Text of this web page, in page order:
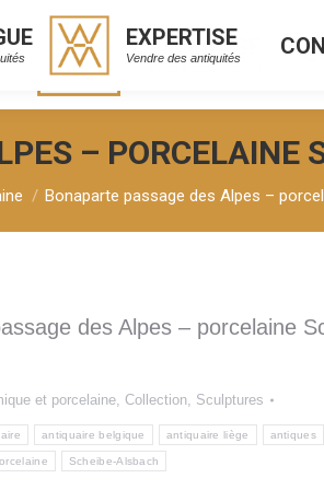
EXPERTISE
Vendre des antiquités
– PORCELAINE
Bonaparte passage des Alpes –
des Alpes – porcelaine
et porcelaine, Collection, Sculptures
antiquaire belgique antiquaire liège antiques
Scheibe-Alsbach
EXPERTISE
Vendre des antiquités